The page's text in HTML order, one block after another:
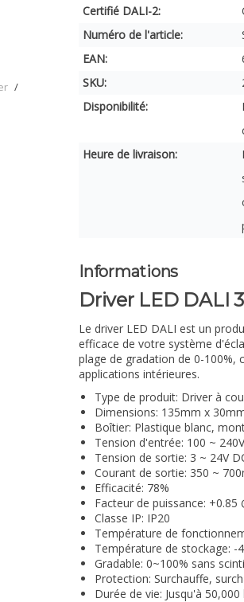
/
Certifié DALI-2:
Numéro de l'article:
EAN:
SKU:
Disponibilité:
Heure de livraison:
Informations
Driver LED DALI
Le driver LED DALI est un
efficace de votre système
plage de gradation de 0-100%,
applications intérieures.
Type de produit: Driver à
Dimensions: 135mm x
Boîtier: Plastique blanc,
Tension d'entrée: 100 ~
Tension de sortie: 3 ~ 24V
Courant de sortie: 350 ~
Efficacité: 78%
Facteur de puissance: +0.85
Classe IP: IP20
Température de
Température de stockage: -
Gradable: 0~100% sans
Protection: Surchauffe,
Durée de vie: Jusqu'à 50,000